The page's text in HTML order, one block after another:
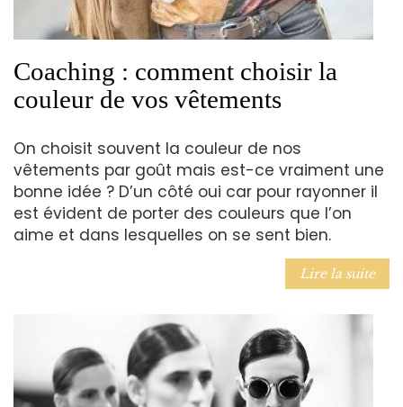
Coaching : comment choisir la
couleur de vos vêtements
On choisit souvent la couleur de nos
vêtements par goût mais est-ce vraiment une
bonne idée ? D’un côté oui car pour rayonner il
est évident de porter des couleurs que l’on
aime et dans lesquelles on se sent bien.
Lire la suite